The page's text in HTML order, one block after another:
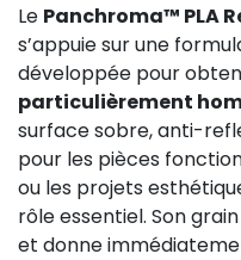
Le Panchroma™ PLA
s’appuie sur une
développée pour
particulièrement
surface sobre, anti-
pour les pièces
ou les projets
rôle essentiel. Son
et donne